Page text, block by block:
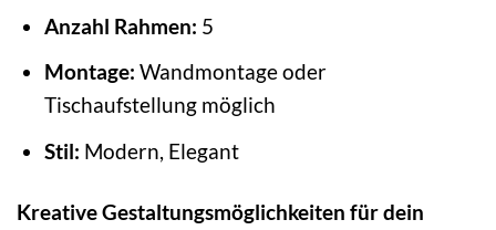
Anzahl Rahmen: 5
Montage: Wandmontage oder
Tischaufstellung möglich
Stil: Modern, Elegant
Kreative Gestaltungsmöglichkeiten für dein